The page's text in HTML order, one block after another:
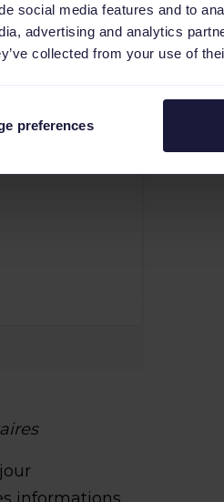
social media features and to
advertising and analytics
collected from your use of
preferences
vos